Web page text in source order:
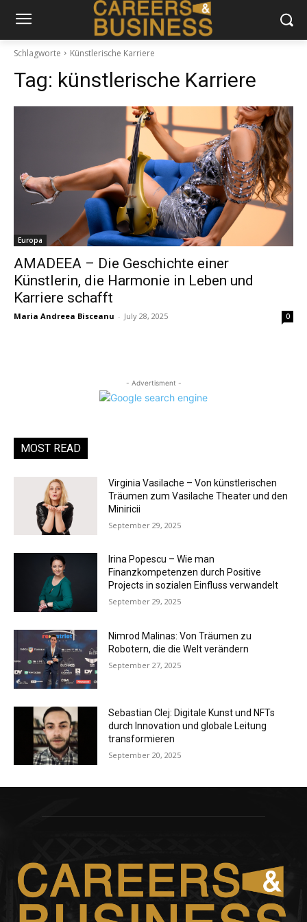
Schlagworte Künstlerische Karriere
Tag: künstlerische Karriere
Europa
AMADEEA – Die Geschichte einer
Künstlerin, die Harmonie in Leben und
Karriere schafft
Maria Andreea Bisceanu - July 28, 2025 0
- Advertisment -
MOST READ
Virginia Vasilache – Von künstlerischen
Träumen zum Vasilache Theater und den
Miniricii
September 29, 2025
Irina Popescu – Wie man
Finanzkompetenzen durch Positive
Projects in sozialen Einfluss verwandelt
September 29, 2025
Nimrod Malinas: Von Träumen zu
Robotern, die die Welt verändern
September 27, 2025
Sebastian Clej: Digitale Kunst und NFTs
durch Innovation und globale Leitung
transformieren
September 20, 2025